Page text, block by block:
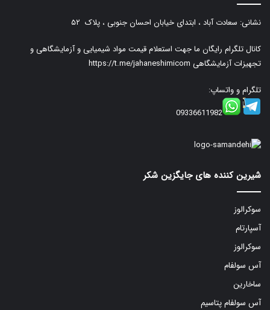
نشانی: سعادت آباد ، ابتدای خیابان احسان جنوبی ، پلاک ۵۲
کانال تلگرام رایگان ما جهت استعلام قیمت مواد شیمیایی و آزمایشگاهی و
تجهیزات آزمایشگاهی https://t.me/jahaneshimicom
تلگرام و واتساپ:
09336611982
شیرین کننده های جایگزین شکر
سوکرالوز
آسپارتام
سوکرالوز
آس سولفام
ساخارین
آس سولفام پتاسیم